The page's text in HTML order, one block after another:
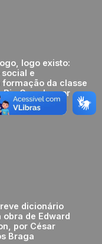
logo existo:
e
da classe
Grande, por
dicionário
de Edward
por César
Braga